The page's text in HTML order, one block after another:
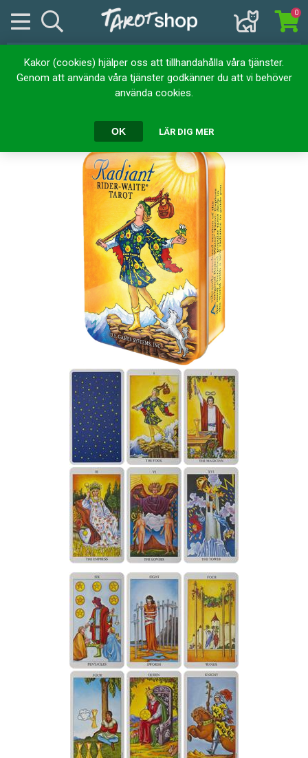
Kakor (cookies) hjälper oss att tillhandahålla våra tjänster.
Genom att använda våra tjänster godkänner du att vi behöver
använda cookies.
OK LÄR DIG MER
0
Kortlekar Tarotkort Radiant Rider-Waite® in a Tin
Radiant Rider-Waite® in a Tin